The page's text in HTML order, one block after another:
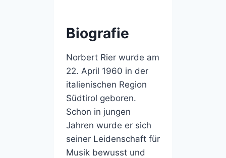
Biografie
Norbert Rier wurde am
22. April 1960 in der
italienischen Region
Südtirol geboren.
Schon in jungen
Jahren wurde er sich
seiner Leidenschaft für
Musik bewusst und